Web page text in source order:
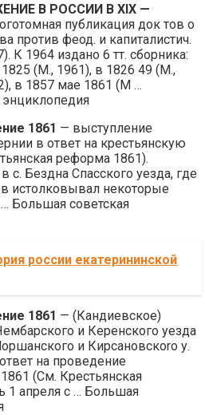
В РОССИИ В XIX —
публикация док тов о
против феод. и капиталистич.
К 1964 издано 6 тт. сборника:
(М., 1961), в 1826 49 (М.,
в 1857 мае 1861 (М …
энциклопедия
1861 — выступление
в ответ на крестьянскую
реформа 1861).
с. Бездна Спасского уезда, где
истолковывал некоторые
Большая советская
россии екатерининской
1861 — (Кандиевское)
и Керенского уезда
и Кирсановскоro у.
на проведение
(См. Крестьянская
1 апреля с … Большая